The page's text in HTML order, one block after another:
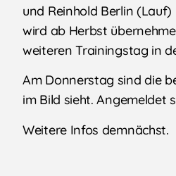
und Reinhold Berlin
wird ab Herbst
weiteren Trainingstag in
Am Donnerstag sind die
im Bild sieht. Angemeldet
Weitere Infos demnächst.